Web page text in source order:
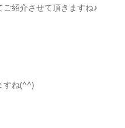
ご紹介させて頂きますね♪
すね(^^)